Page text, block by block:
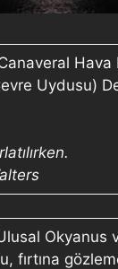
Uydusu)
fırtına